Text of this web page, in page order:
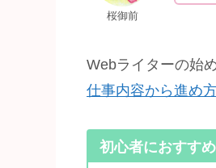
桜御前
Webライターの始
仕事内容から進め
初心者におすす